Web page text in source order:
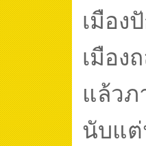
เมือง
เมือง
แล้วภ
นับแต่